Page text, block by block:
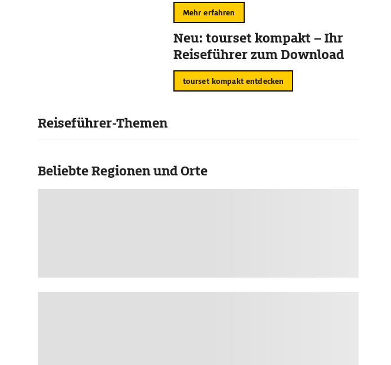
Mehr erfahren
Neu: tourset kompakt – Ihr
Reiseführer zum Download
tourset kompakt entdecken
Reiseführer-Themen
Beliebte Regionen und Orte